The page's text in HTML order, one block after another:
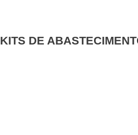
KITS DE